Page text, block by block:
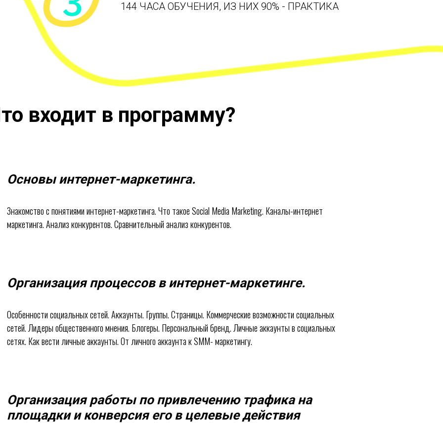
144 ЧАСА ОБУЧЕНИЯ, ИЗ НИХ 90% - ПРАКТИКА
входит в программу?
Основы интернет-маркетинга.
Знакомство с понятиями интернет-маркетинга. Что такое Social Media Marketing. Каналы-интернет
маркетинга. Анализ конкурентов. Сравнительный анализ конкурентов.
Организация процессов в интернет-маркетинге.
Особенности социальных сетей. Аккаунты. Группы. Страницы. Коммерческие возможности социальных
сетей. Лидеры общественного мнения. Блогеры. Персональный бренд. Личные аккаунты в социальных
сетях. Как вести личные аккаунты. От личного аккаунта к SMM- маркетингу.
Организация работы по привлечению трафика на
площадки и конверсия его в целевые действия